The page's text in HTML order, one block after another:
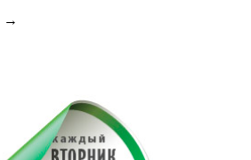
→